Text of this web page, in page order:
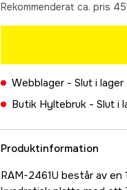
Rekommenderat ca. pris
Webblager - Slut i lager
Butik Hyltebruk - Slut i
Produktinformation
RAM-2461U består av en